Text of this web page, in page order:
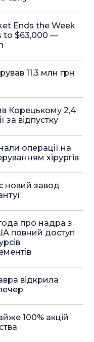
Ends the Week
to $63,000 —
11,3 млн грн
Корецькому 2,4
за відпустку
операції на
хірургів
новий завод
про надра з
повний доступ
відкрила
100% акцій